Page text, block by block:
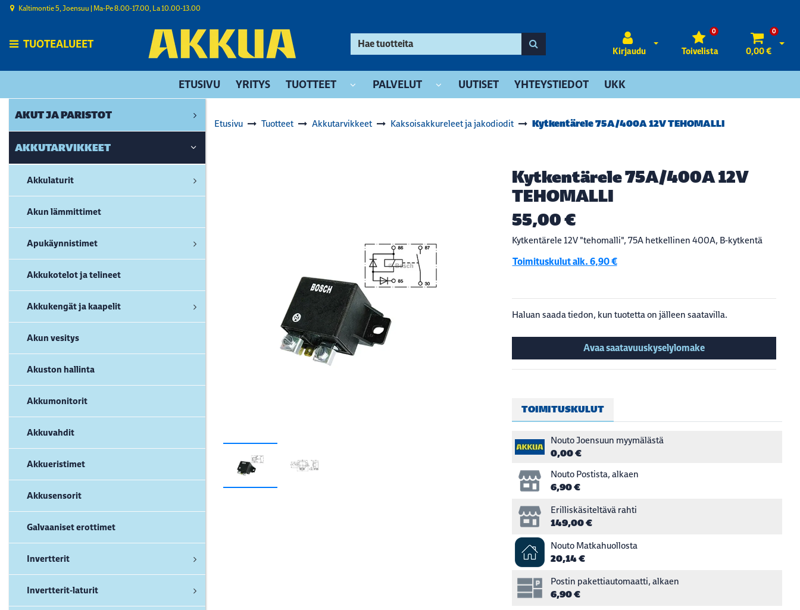
Siirry pääsisältöön
Kaltimontie 5, Joensuu | ​Ma-Pe 8.00-17.00, La 10.00-13.00
TUOTEALUEET
Kirjaudu
Avaa kirjautuminen
Toivelista
0 0
0,00 €
ETUSIVU YRITYS TUOTTEET PALVELUT UUTISET YHTEYSTIEDOT UKK
AKUT JA PARISTOT
AKKUTARVIKKEET
Akkulaturit
Akun lämmittimet
Apukäynnistimet
Akkukotelot ja telineet
Akkukengät ja kaapelit
Akun vesitys
Akuston hallinta
Akkumonitorit
Akkuvahdit
Akkueristimet
Akkusensorit
Galvaaniset erottimet
Invertterit
Invertterit-laturit
Etusivu Tuotteet Akkutarvikkeet Kaksoisakkureleet ja jakodiodit Kytkentärele 75A/400A 12V TEHOMALLI
Kytkentärele 75A/400A 12V
TEHOMALLI
55,00 €
Kytkentärele 12V "tehomalli", 75A hetkellinen 400A, B-kytkentä
Toimituskulut alk. 6,90 €
Haluan saada tiedon, kun tuotetta on jälleen saatavilla.
Avaa saatavuuskyselylomake
TOIMITUSKULUT
Nouto Joensuun myymälästä
0,00 €
Nouto Postista, alkaen
6,90 €
Erilliskäsiteltävä rahti
149,00 €
Nouto Matkahuollosta
20,14 €
Postin pakettiautomaatti, alkaen
6,90 €